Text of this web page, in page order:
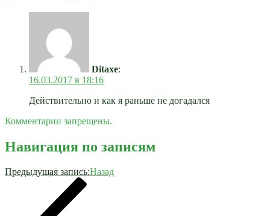
Ditaxe:
16.03.2017 в 18:16
Действительно и как я раньше не догадался
Комментарии запрещены.
Навигация по записям
Предыдущая запись:Назад